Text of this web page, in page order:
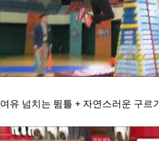
여유 넘치는 뜀틀 + 자연스러운 구르기